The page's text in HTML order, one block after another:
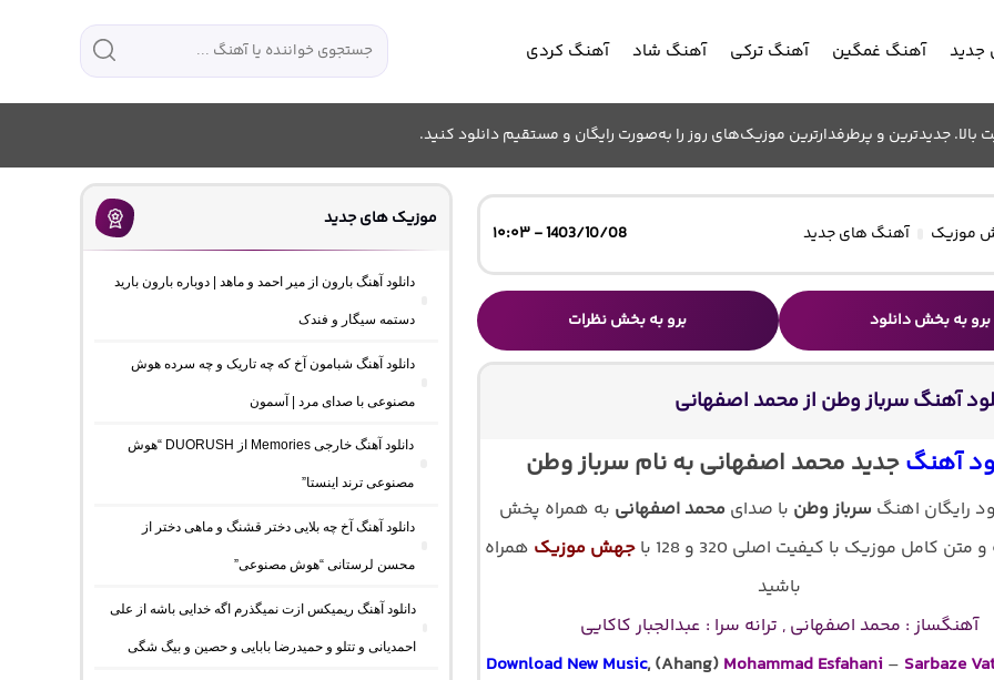
جدید آهنگ غمگین آهنگ ترکی آهنگ شاد آهنگ کردی
جدیدترین و پرطرفدارترین موزیک‌های روز را به‌صورت رایگان و مستقیم دانلود کنید.
موزیک آهنگ های جدید 1403/10/08 - ۱۰:۰۳
برو به بخش دانلود برو به بخش نظرات
آهنگ سرباز وطن از محمد اصفهانی
آهنگجدید محمد اصفهانی به نام سرباز وطن
رایگان اهنگ سرباز وطن با صدای محمد اصفهانی به همراه پخش
متن کامل موزیک با کیفیت اصلی 320 و 128 با
جهش موزیک همراه
باشید
آهنگساز : محمد اصفهانی , ترانه سرا : عبدالجبار کاکایی
Download New Music, (Ahang) Mohammad Esfahani – Sarbaze
موزیک های جدید
دانلود آهنگ بارون از میر احمد و ماهد | دوباره بارون بارید
دستمه سیگار و فندک
دانلود آهنگ شبامون آخ که چه تاریک و چه سرده هوش
مصنوعی با صدای مرد | آسمون
دانلود آهنگ خارجی Memories از DUORUSH “هوش
مصنوعی ترند اینستا”
دانلود آهنگ آخ چه بلایی دختر قشنگ و ماهی دختر از
محسن لرستانی “هوش مصنوعی”
دانلود آهنگ ریمیکس ازت نمیگذرم اگه خدایی باشه از علی
احمدیانی و تتلو و حمیدرضا بابایی و حصین و بیگ شگی